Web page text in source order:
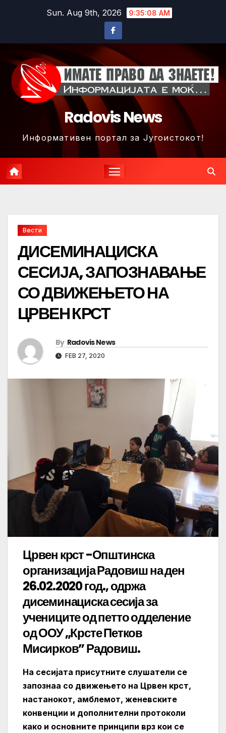
Sun. Aug 9th, 2026 9:35:11 AM
Radovis News
Информативен портал за Југоистокот!
Вести
ДИСЕМИНАЦИСКА
СЕСИЈА, ЗАПОЗНАВАЊЕ
СО ДВИЖЕЊЕТО НА
ЦРВЕН КРСТ
By Radovis News
FEB 27, 2020
Црвен крст -Општинска
организација Радовиш на ден
26.02.2020 год., одржа
дисеминациска сесија за
учениците од петто одделение
од ООУ „Крсте Петков
Мисирков” Радовиш.
На сесијата присутните слушатели се
запознаа со движењето на Црвен крст,
настанокот, амблемот, женевските
конвенции и дополнителни протоколи
како и основните принципи врз кои се